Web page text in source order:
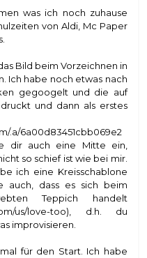
was ich noch zuhause
von Aldi, Mc Paper
Bild beim Vorzeichnen in
Ich habe noch etwas nach
gegoogelt und die auf
und dann als erstes
.a/6a00d83451cbb069e2
dir auch eine Mitte ein,
so schief ist wie bei mir.
ich eine Kreisschablone
auch, dass es sich beim
Teppich handelt
us/love-too), d.h. du
improvisieren.
für den Start. Ich habe